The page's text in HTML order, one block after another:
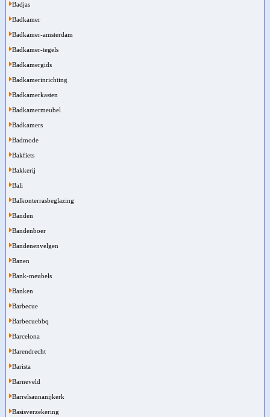
Badjas
Badkamer
Badkamer-amsterdam
Badkamer-tegels
Badkamergids
Badkamerinrichting
Badkamerkasten
Badkamermeubel
Badkamers
Badmode
Bakfiets
Bakkerij
Bali
Balkonterrasbeglazing
Banden
Bandenboer
Bandenenvelgen
Banen
Bank-meubels
Banken
Barbecue
Barbecuebbq
Barcelona
Barendrecht
Barista
Barneveld
Barrelsaunanijkerk
Basisverzekering